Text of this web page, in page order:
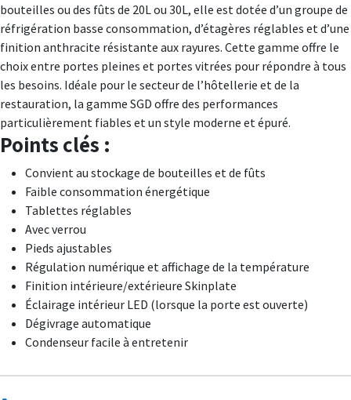
bouteilles ou des fûts de 20L ou 30L, elle est dotée d’un groupe de
réfrigération basse consommation, d’étagères réglables et d’une
finition anthracite résistante aux rayures. Cette gamme offre le
choix entre portes pleines et portes vitrées pour répondre à tous
les besoins. Idéale pour le secteur de l’hôtellerie et de la
restauration, la gamme SGD offre des performances
particulièrement fiables et un style moderne et épuré.
Points clés :
Convient au stockage de bouteilles et de fûts
Faible consommation énergétique
Tablettes réglables
Avec verrou
Pieds ajustables
Régulation numérique et affichage de la température
Finition intérieure/extérieure Skinplate
Éclairage intérieur LED (lorsque la porte est ouverte)
Dégivrage automatique
Condenseur facile à entretenir